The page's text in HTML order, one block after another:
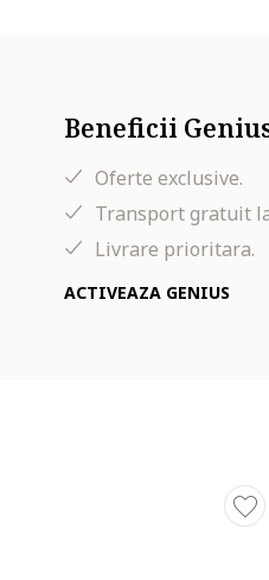
Beneficii
Oferte exclusive.
Transport gratuit
Livrare prioritara.
ACTIVEAZA GENIUS